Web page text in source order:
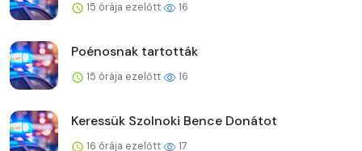
15 órája ezelőtt 16
Poénosnak tartották
15 órája ezelőtt 16
Keressük Szolnoki Bence Donátot
16 órája ezelőtt 17